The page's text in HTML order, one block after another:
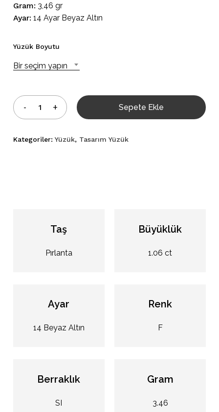
Gram: 3,46 gr
Ayar: 14 Ayar Beyaz Altın
Yüzük Boyutu
Bir seçim yapın
Sepete Ekle
Kategoriler: Yüzük, Tasarım Yüzük
Taş
Pırlanta
Büyüklük
1.06 ct
Ayar
14 Beyaz Altın
Renk
F
Berraklık
SI
Gram
3.46